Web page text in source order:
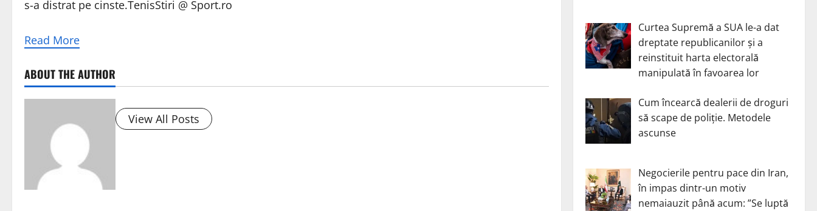
s-a distrat pe cinste.TenisStiri @ Sport.ro
Read More
ABOUT THE AUTHOR
View All Posts
Curtea Supremă a SUA le-a dat
dreptate republicanilor și a
reinstituit harta electorală
manipulată în favoarea lor
Cum încearcă dealerii de droguri
să scape de poliție. Metodele
ascunse
Negocierile pentru pace din Iran,
în impas dintr-un motiv
nemaiauzit până acum: ”Se luptă